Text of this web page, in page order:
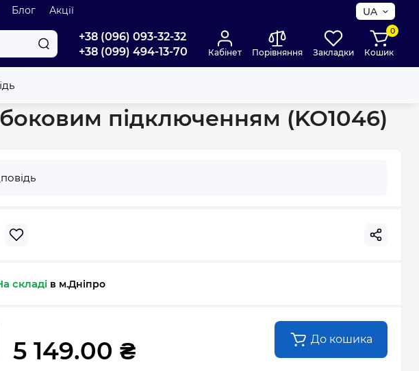
Блог Акції UA
+38 (096) 093-32-32
+38 (099) 494-13-70
Кабінет Порівняння Закладки
0
Кошик
(KO1046)
підключенням (KO1046)
складі в м.Дніпро
5 149.00 ₴ До кошика